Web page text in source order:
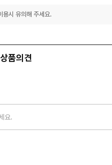
시 유의해 주세요.
품의견